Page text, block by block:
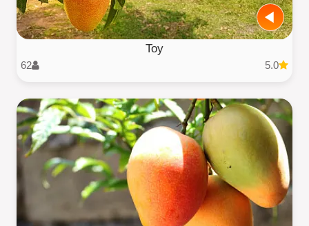
Toy
5.0
62